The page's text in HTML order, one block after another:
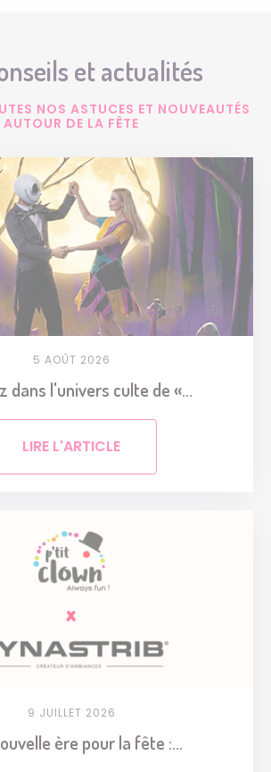
et actualités
NOS ASTUCES ET NOUVEAUTÉS
AUTOUR DE LA FÊTE
5 AOÛT 2026
dans l'univers culte de «...
LIRE L'ARTICLE
9 JUILLET 2026
ère pour la fête :...